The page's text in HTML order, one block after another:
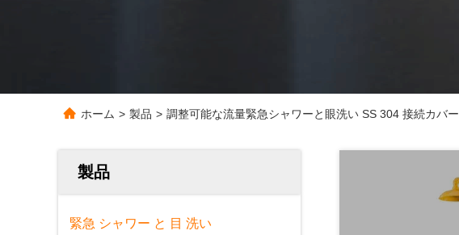
ホーム > 製品 > 調整可能な流量緊急シャワーと眼洗い SS 304 接続カバー
製品
緊急 シャワー と 目 洗い